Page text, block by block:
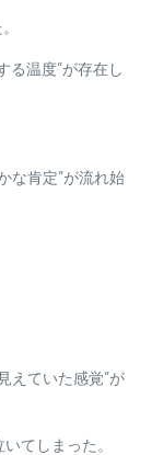
る温度”が存在し
な肯定”が流れ始
えていた感覚”が
てしまった。